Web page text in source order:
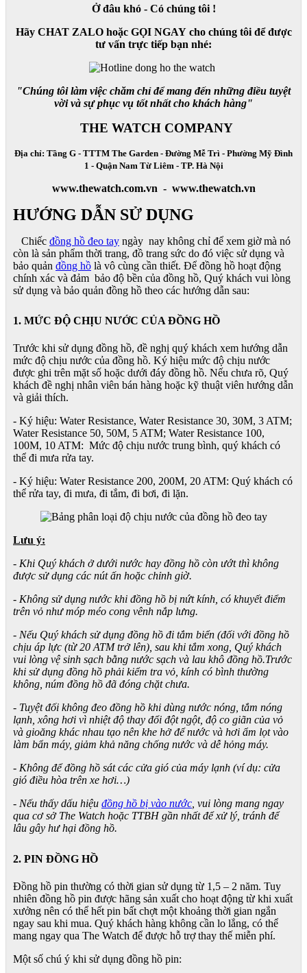
Ở đâu khó - Có chúng tôi !
Hãy CHAT ZALO hoặc GỌI NGAY cho chúng tôi để được
tư vấn trực tiếp bạn nhé:
"Chúng tôi làm việc chăm chỉ để mang đến những điều tuyệt
vời và sự phục vụ tốt nhất cho khách hàng"
THE WATCH COMPANY
Địa chỉ: Tầng G - TTTM The Garden - Đường Mễ Trì - Phường Mỹ Đình
1 - Quận Nam Từ Liêm - TP. Hà Nội
www.thewatch.com.vn - www.thewatch.vn
HƯỚNG DẪN SỬ DỤNG
Chiếc đồng hồ đeo tay ngày nay không chỉ để xem giờ mà nó
còn là sản phẩm thời trang, đồ trang sức do đó việc sử dụng và
bảo quản đồng hồ là vô cùng cần thiết. Để đồng hồ hoạt động
chính xác và đảm bảo độ bền của đồng hồ, Quý khách vui lòng
sử dụng và bảo quản đồng hồ theo các hướng dẫn sau:
1. MỨC ĐỘ CHỊU NƯỚC CỦA ĐỒNG HỒ
Trước khi sử dụng đồng hồ, đề nghị quý khách xem hướng dẫn
mức độ chịu nước của đồng hồ. Ký hiệu mức độ chịu nước
được ghi trên mặt số hoặc dưới đáy đồng hồ. Nếu chưa rõ, Quý
khách đề nghị nhân viên bán hàng hoặc kỹ thuật viên hướng dẫn
và giải thích.
- Ký hiệu: Water Resistance, Water Resistance 30, 30M, 3 ATM;
Water Resistance 50, 50M, 5 ATM; Water Resistance 100,
100M, 10 ATM: Mức độ chịu nước trung bình, quý khách có
thể đi mưa rửa tay.
- Ký hiệu: Water Resistance 200, 200M, 20 ATM: Quý khách có
thể rửa tay, đi mưa, đi tắm, đi bơi, đi lặn.
Lưu ý:
- Khi Quý khách ở dưới nước hay đồng hồ còn ướt thì không
được sử dụng các nút ấn hoặc chỉnh giờ.
- Không sử dụng nước khi đồng hồ bị nứt kính, có khuyết điểm
trên vỏ như móp méo cong vênh nắp lưng.
- Nếu Quý khách sử dụng đồng hồ đi tắm biển (đối với đồng hồ
chịu áp lực (từ 20 ATM trở lên), sau khi tắm xong, Quý khách
vui lòng vệ sinh sạch bằng nước sạch và lau khô đồng hồ.Trước
khi sử dụng đồng hồ phải kiểm tra vỏ, kính có bình thường
không, núm đồng hồ đã đóng chặt chưa.
- Tuyệt đối không đeo đồng hồ khi dùng nước nóng, tắm nóng
lạnh, xông hơi vì nhiệt độ thay đổi đột ngột, độ co giãn của vỏ
và gioăng khác nhau tạo nên khe hở để nước và hơi ẩm lọt vào
làm bẩn máy, giảm khả năng chống nước và dễ hỏng máy.
- Không để đồng hồ sát các cửa gió của máy lạnh (ví dụ: cửa
gió điều hòa trên xe hơi…)
- Nếu thấy dấu hiệu đồng hồ bị vào nước , vui lòng mang ngay
qua cơ sở The Watch hoặc TTBH gần nhất để xử lý, tránh để
lâu gây hư hại đồng hồ.
2. PIN ĐỒNG HỒ
Đồng hồ pin thường có thời gian sử dụng từ 1,5 – 2 năm. Tuy
nhiên đồng hồ pin được hãng sản xuất cho hoạt động từ khi xuất
xưởng nên có thể hết pin bất chợt một khoảng thời gian ngắn
ngay sau khi mua. Quý khách hàng không cần lo lắng, có thể
mang ngay qua The Watch để được hỗ trợ thay thế miễn phí.
Một số chú ý khi sử dụng đồng hồ pin: